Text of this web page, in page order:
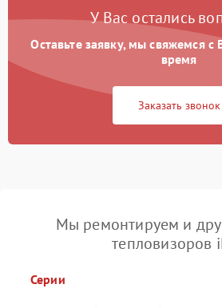
У Вас остались
Оставьте заявку, мы свяжемся
время
Заказать звонок
Мы ремонтируем и
тепловизоров
Серии